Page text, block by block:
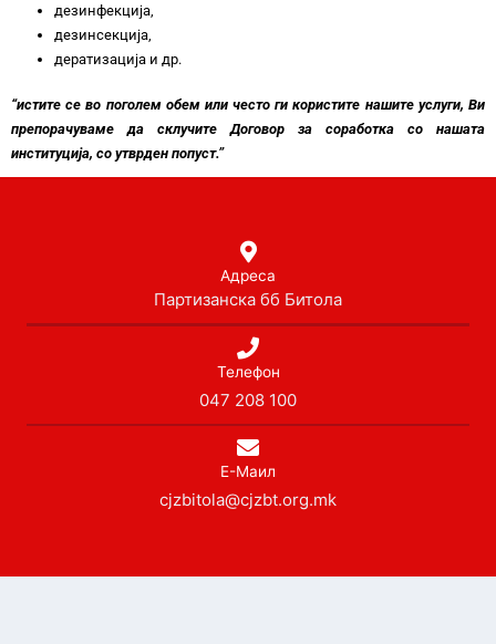
дезинфекција,
дезинсекција,
дератизација и др.
“истите се во поголем обем или често ги користите нашите услуги, Ви
препорачуваме да склучите Договор за соработка со нашата
институција, со утврден попуст.”
Адреса
Партизанска бб Битола
Телефон
047 208 100
Е-Маил
cjzbitola@cjzbt.org.mk